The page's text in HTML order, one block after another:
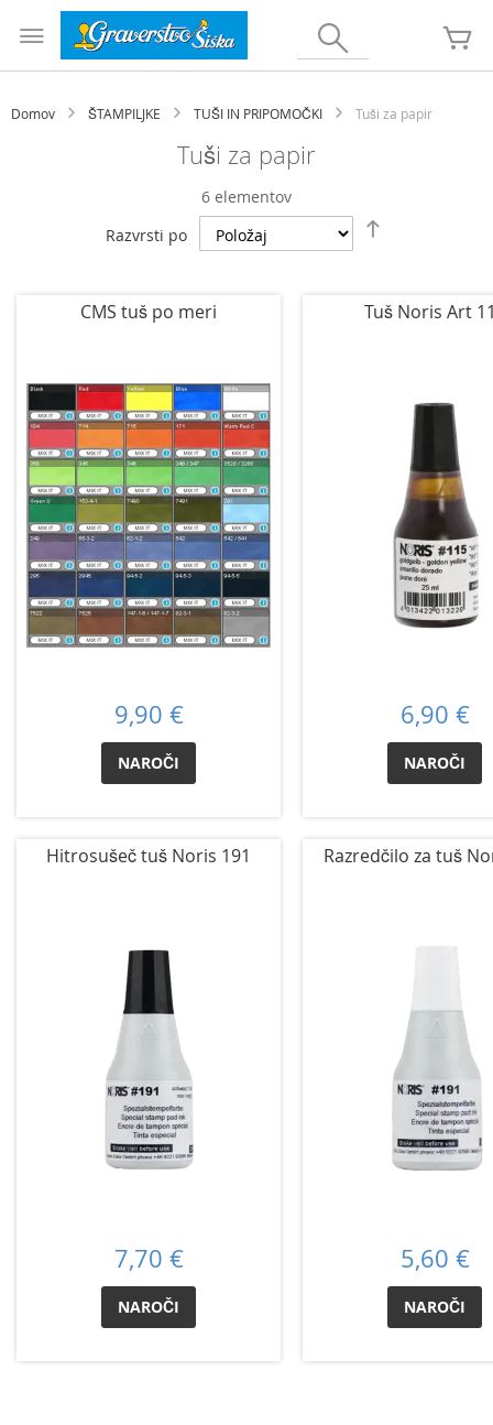
Preskoči
vsebino
Domov ŠTAMPILJKE TUŠI IN PRIPOMOČKI Tuši za papir
Tuši za papir
6 elementov
Razvrsti po
CMS tuš po meri
9,90 €
NAROČI
Tuš Noris Art
6,90 €
NAROČI
Hitrosušeč tuš Noris 191
7,70 €
NAROČI
Razredčilo za tuš
5,60 €
NAROČI